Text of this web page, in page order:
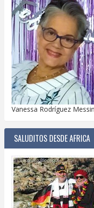
Vanessa Rodríguez
SALUDITOS DESDE AFRICA